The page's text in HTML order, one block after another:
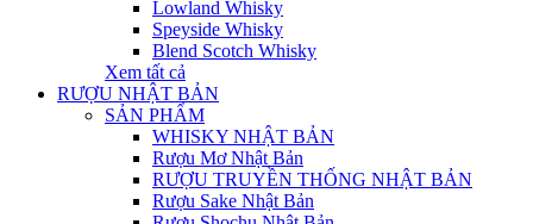
Lowland Whisky
Speyside Whisky
Blend Scotch Whisky
Xem tất cả
RƯỢU NHẬT BẢN
SẢN PHẨM
WHISKY NHẬT BẢN
Rượu Mơ Nhật Bản
RƯỢU TRUYỀN THỐNG NHẬT BẢN
Rượu Sake Nhật Bản